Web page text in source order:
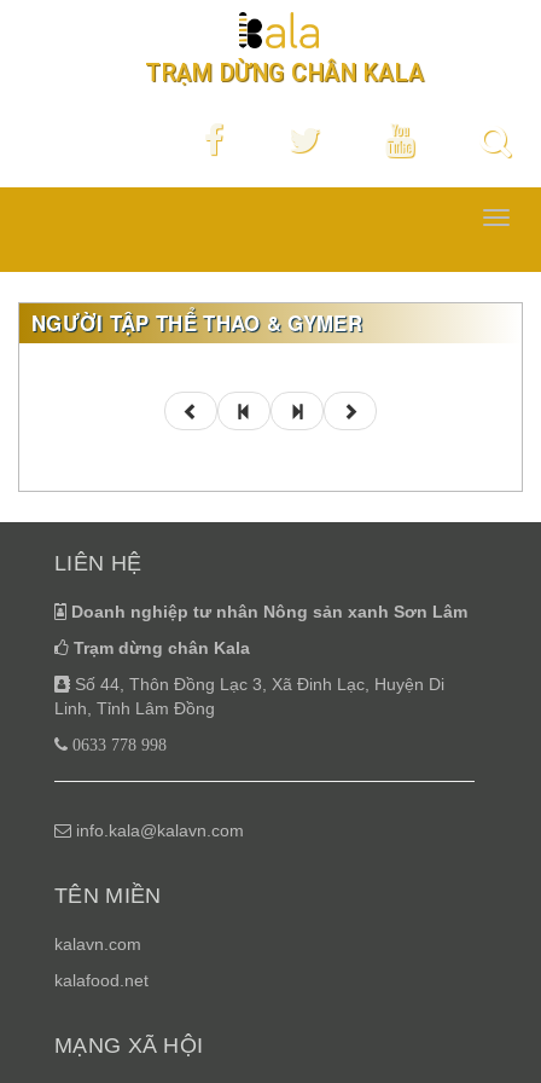
TRẠM DỪNG CHÂN KALA
NGƯỜI TẬP THỂ THAO & GYMER
LIÊN HỆ
Doanh nghiệp tư nhân Nông sản xanh Sơn Lâm
Trạm dừng chân Kala
Số 44, Thôn Đồng Lạc 3, Xã Đinh Lạc, Huyện Di
Linh, Tỉnh Lâm Đồng
0633 778 998
info.kala@kalavn.com
TÊN MIỀN
kalavn.com
kalafood.net
MẠNG XÃ HỘI